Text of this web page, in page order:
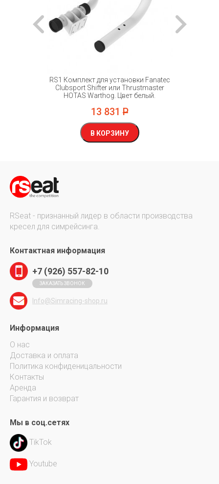
RS1 Комплект для установки Fanatec
Clubsport Shifter или Thrustmaster
HOTAS Warthog. Цвет белый.
13 831 Р
В КОРЗИНУ
Fanatec
RSeat - признанный лидер в области производства
кресел для симрейсинга.
Контактная информация
+7 (926) 557-82-10
ЗАКАЗАТЬ ЗВОНОК
Info@Simracing-shop.ru
Информация
О нас
Доставка и оплата
Политика конфиденицальности
Контакты
Аренда
Гарантия и возврат
Мы в соц.сетях
TikTok
Youtube